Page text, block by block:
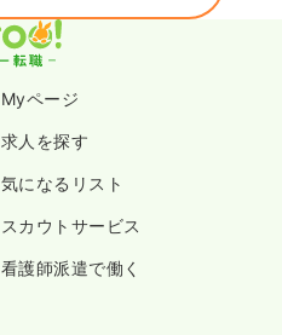
Myページ
求人を探す
気になるリスト
スカウトサービス
看護師派遣で働く